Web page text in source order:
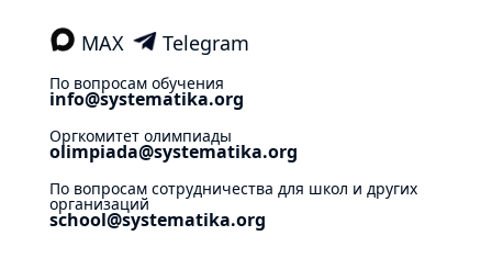
MAX Telegram
По вопросам обучения
info@systematika.org
Оргкомитет олимпиады
olimpiada@systematika.org
По вопросам сотрудничества для школ и других
организаций
school@systematika.org